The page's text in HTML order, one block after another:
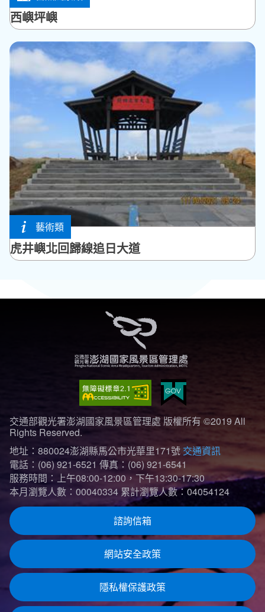
西嶼坪嶼
藝術類
馬公市
虎井嶼北回歸線追日大道
交通部觀光署澎湖國家風景區管理處 版權所有 ©2019 All
Rights Reserved.
地址：880024澎湖縣馬公市光華里171號 交通資訊
電話：(06) 921-6521 傳真：(06) 921-6541
服務時間：上午08:00-12:00，下午13:30-17:30
本月瀏覽人數：00040334 累計瀏覽人數：04054124
諮詢信箱
網站安全政策
隱私權保護政策